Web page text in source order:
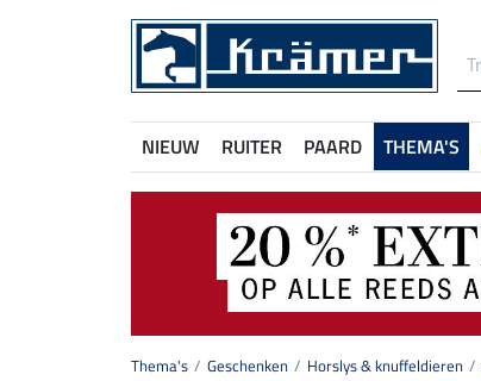
NIEUW RUITER PAARD THEMA'S
Thema's Geschenken Horslys & knuffeldieren